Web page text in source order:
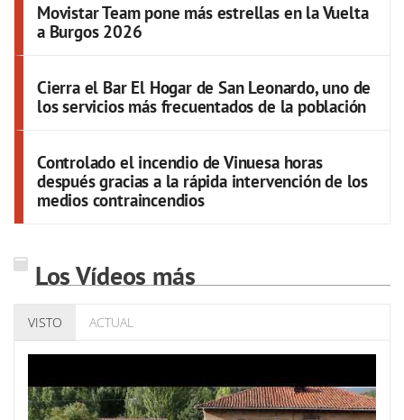
Movistar Team pone más estrellas en la Vuelta
a Burgos 2026
Cierra el Bar El Hogar de San Leonardo, uno de
los servicios más frecuentados de la población
Controlado el incendio de Vinuesa horas
después gracias a la rápida intervención de los
medios contraincendios
Los Vídeos más
VISTO ACTUAL